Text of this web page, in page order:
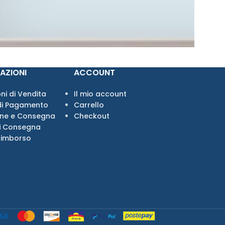
di Vendita
Pagamento
e Consegna
Consegna
ACCOUNT
Il mio account
Carrello
Checkout